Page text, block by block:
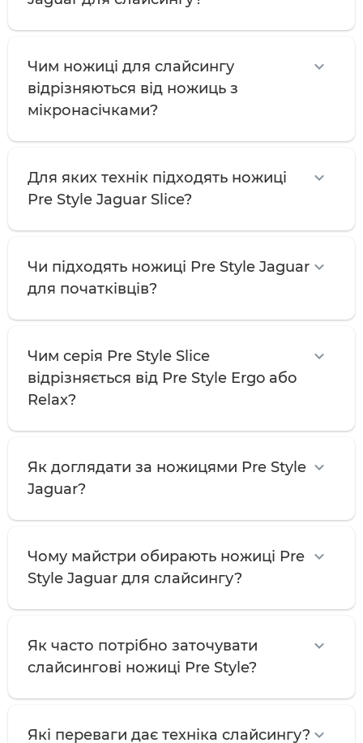
Чим ножиці для слайсингу
відрізняються від ножиць з
мікронасічками?
Для яких технік підходять ножиці
Pre Style Jaguar Slice?
Чи підходять ножиці Pre Style Jaguar
для початківців?
Чим серія Pre Style Slice
відрізняється від Pre Style Ergo або
Relax?
Як доглядати за ножицями Pre Style
Jaguar?
Чому майстри обирають ножиці Pre
Style Jaguar для слайсингу?
Як часто потрібно заточувати
слайсингові ножиці Pre Style?
Які переваги дає техніка слайсингу?